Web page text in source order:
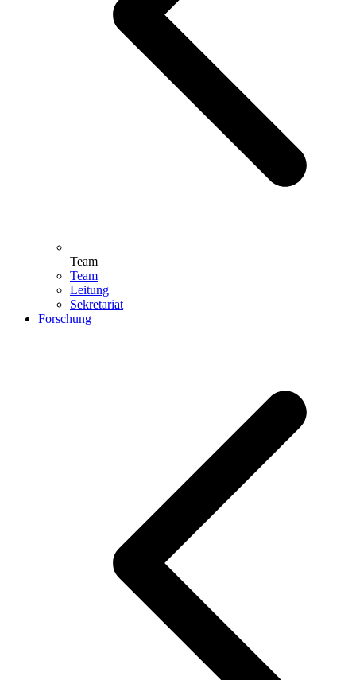
Team
Team
Leitung
Sekretariat
Forschung